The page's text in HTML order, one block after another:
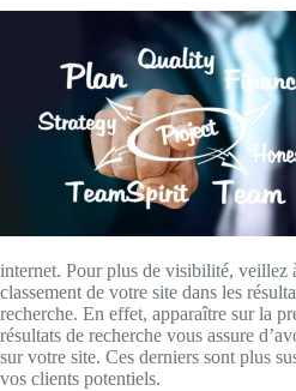
internet. Pour plus de visibilité, veillez
classement de votre site dans les
recherche. En effet, apparaître sur la
résultats de recherche vous assure
sur votre site. Ces derniers sont plus
vos clients potentiels.